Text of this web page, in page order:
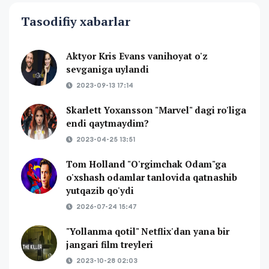
Tasodifiy xabarlar
Aktyor Kris Evans vanihoyat o'z
sevganiga uylandi
2023-09-13 17:14
Skarlett Yoxansson "Marvel" dagi ro'liga
endi qaytmaydim?
2023-04-25 13:51
Tom Holland "O'rgimchak Odam"ga
o'xshash odamlar tanlovida qatnashib
yutqazib qo'ydi
2026-07-24 15:47
"Yollanma qotil" Netflix'dan yana bir
jangari film treyleri
2023-10-28 02:03